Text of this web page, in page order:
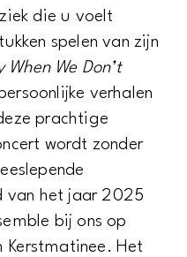
die u voelt
spelen van zijn
When We Don’t
verhalen
prachtige
wordt zonder
van het jaar 2025
bij ons op
Kerstmatinee. Het